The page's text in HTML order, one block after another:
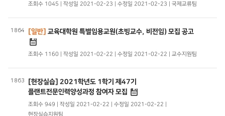
조회수 1045 | 작성일 2021-02-23 | 수정일 2021-02-23 | 국제교류팀
1864 [일반] 교육대학원 특별임용교원(초빙교수, 비전임) 모집 공고
조회수 1160 | 작성일 2021-02-22 | 수정일 2021-02-22 | 교수지원팀
1863
[현장실습] 2021학년도 1학기 제47기
플랜트전문인력양성과정 참여자 모집
조회수 949 | 작성일 2021-02-22 | 수정일 2021-02-22 |
현장실습지원팀